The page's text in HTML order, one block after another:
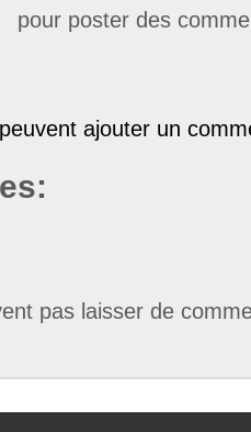
pour poster des
ajouter un
pas laisser de